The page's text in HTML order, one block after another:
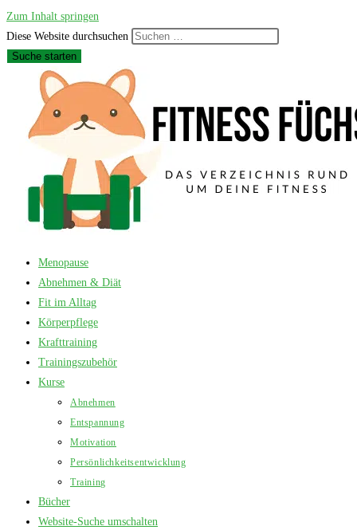
Zum Inhalt springen
Diese Website durchsuchen
Suche starten
Menopause
Abnehmen & Diät
Fit im Alltag
Körperpflege
Krafttraining
Trainingszubehör
Kurse
Abnehmen
Entspannung
Motivation
Persönlichkeitsentwicklung
Training
Bücher
Website-Suche umschalten